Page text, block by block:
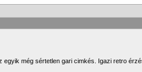
még sértetlen gari cimkés. Igazi retro